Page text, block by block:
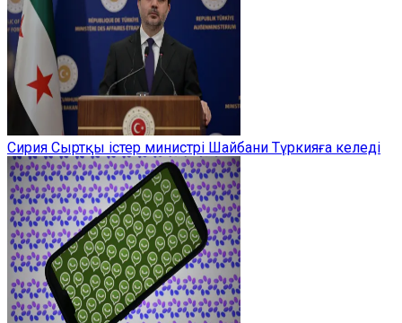
Сирия Сыртқы істер министрі Шайбани Түркияға келеді